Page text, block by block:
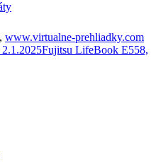
, www.virtualne-prehliadky.com
Fujitsu LifeBook E558,